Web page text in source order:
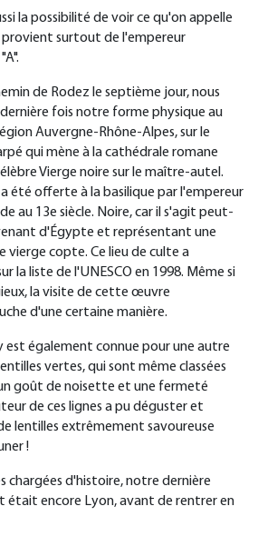
la possibilité de voir ce qu'on appelle
provient surtout de l'empereur
de Rodez le septième jour, nous
fois notre forme physique au
Auvergne-Rhône-Alpes, sur le
qui mène à la cathédrale romane
Vierge noire sur le maître-autel.
été offerte à la basilique par l'empereur
au 13e siècle. Noire, car il s'agit peut-
d'Égypte et représentant une
vierge copte. Ce lieu de culte a
la liste de l'UNESCO en 1998. Même si
la visite de cette œuvre
d'une certaine manière.
est également connue pour une autre
vertes, qui sont même classées
goût de noisette et une fermeté
de ces lignes a pu déguster et
lentilles extrêmement savoureuse
!
chargées d'histoire, notre dernière
était encore Lyon, avant de rentrer en